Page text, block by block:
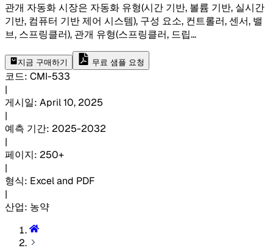
관개 자동화 시장은 자동화 유형(시간 기반, 볼륨 기반, 실시간
기반, 컴퓨터 기반 제어 시스템), 구성 요소, 컨트롤러, 센서, 밸
브, 스프링클러), 관개 유형(스프링클러, 드립...
지금 구매하기 무료 샘플 요청
코드: CMI-533
|
게시일: April 10, 2025
|
예측 기간: 2025-2032
|
페이지: 250+
|
형식: Excel and PDF
|
산업: 농약